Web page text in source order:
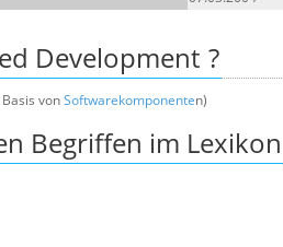
Development ?
vonSoftwarekomponenten)
Begriffen im Lexikon